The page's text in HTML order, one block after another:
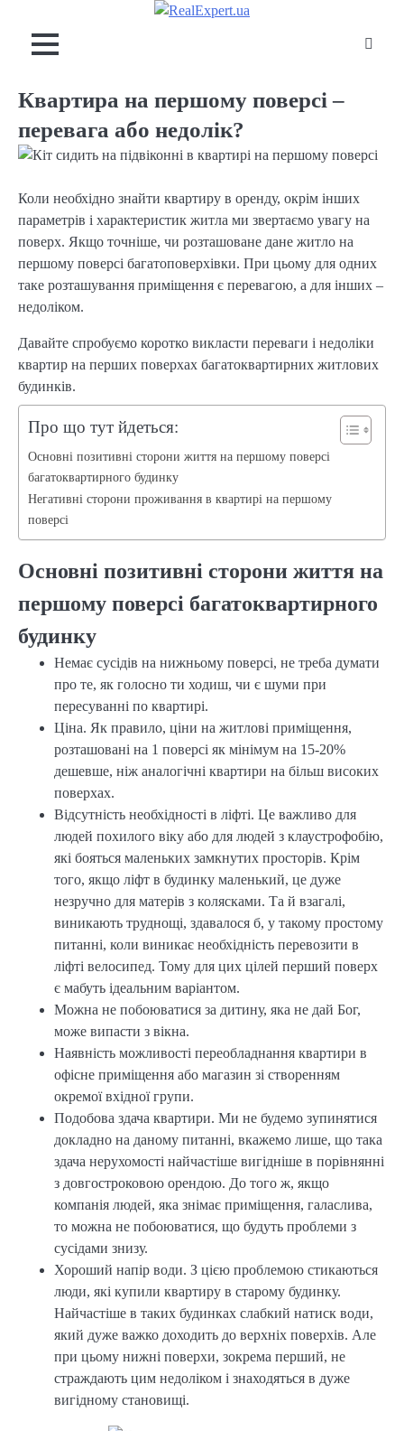
content
Квартира на першому поверсі –
перевага або недолік?
Коли необхідно знайти квартиру в оренду, окрім інших
параметрів і характеристик житла ми звертаємо увагу на
поверх. Якщо точніше, чи розташоване дане житло на
першому поверсі багатоповерхівки. При цьому для одних
таке розташування приміщення є перевагою, а для інших –
недоліком.
Давайте спробуємо коротко викласти переваги і недоліки
квартир на перших поверхах багатоквартирних житлових
будинків.
Про що тут йдеться:
Основні позитивні сторони життя на першому поверсі
багатоквартирного будинку
Негативні сторони проживання в квартирі на першому
поверсі
Основні позитивні сторони життя на
першому поверсі багатоквартирного
будинку
Немає сусідів на нижньому поверсі, не треба думати
про те, як голосно ти ходиш, чи є шуми при
пересуванні по квартирі.
Ціна. Як правило, ціни на житлові приміщення,
розташовані на 1 поверсі як мінімум на 15-20%
дешевше, ніж аналогічні квартири на більш високих
поверхах.
Відсутність необхідності в ліфті. Це важливо для
людей похилого віку або для людей з клаустрофобію,
які бояться маленьких замкнутих просторів. Крім
того, якщо ліфт в будинку маленький, це дуже
незручно для матерів з колясками. Та й взагалі,
виникають труднощі, здавалося б, у такому простому
питанні, коли виникає необхідність перевозити в
ліфті велосипед. Тому для цих цілей перший поверх
є мабуть ідеальним варіантом.
Можна не побоюватися за дитину, яка не дай Бог,
може випасти з вікна.
Наявність можливості переобладнання квартири в
офісне приміщення або магазин зі створенням
окремої вхідної групи.
Подобова здача квартири. Ми не будемо зупинятися
докладно на даному питанні, вкажемо лише, що така
здача нерухомості найчастіше вигідніше в порівнянні
з довгостроковою орендою. До того ж, якщо
компанія людей, яка знімає приміщення, галаслива,
то можна не побоюватися, що будуть проблеми з
сусідами знизу.
Хороший напір води. З цією проблемою стикаються
люди, які купили квартиру в старому будинку.
Найчастіше в таких будинках слабкий натиск води,
який дуже важко доходить до верхніх поверхів. Але
при цьому нижні поверхи, зокрема перший, не
страждають цим недоліком і знаходяться в дуже
вигідному становищі.